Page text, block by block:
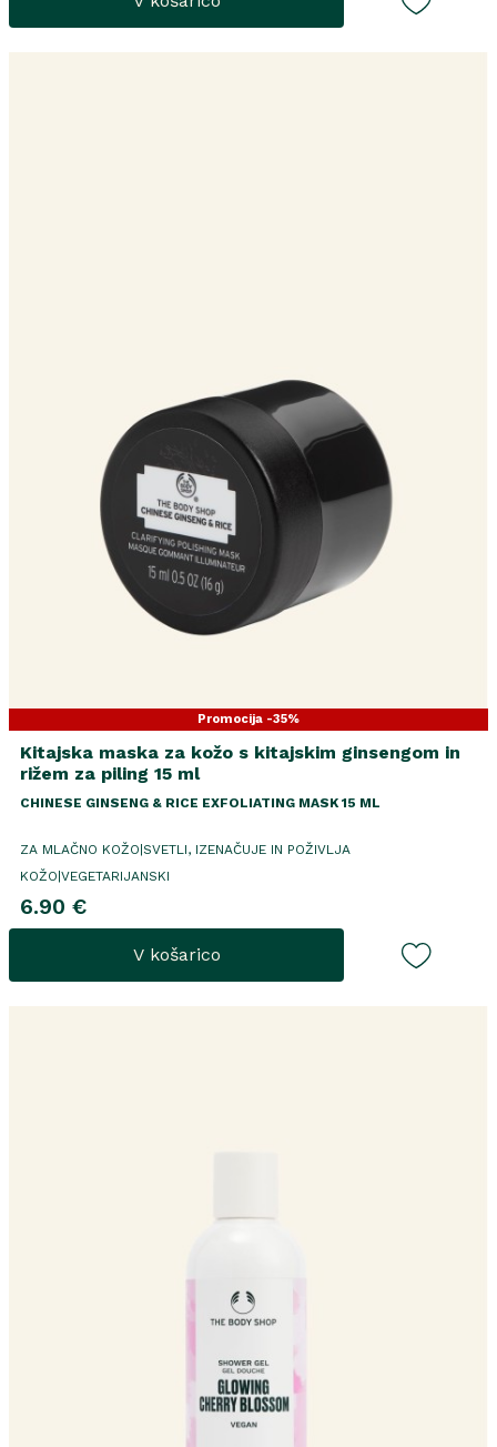
Promocija -35%
Kitajska maska za kožo s kitajskim ginsengom in
rižem za piling 15 ml
CHINESE GINSENG & RICE EXFOLIATING MASK 15 ML
ZA MLAČNO KOŽO|SVETLI, IZENAČUJE IN POŽIVLJA
KOŽO|VEGETARIJANSKI
6.90 €
V košarico